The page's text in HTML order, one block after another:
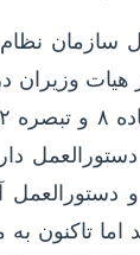
نظام
هیات
وزارت ارتباطات باید در
شد اما